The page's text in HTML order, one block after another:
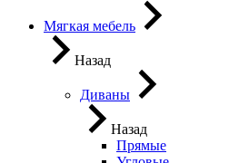
Мягкая мебель
Назад
Диваны
Назад
Прямые